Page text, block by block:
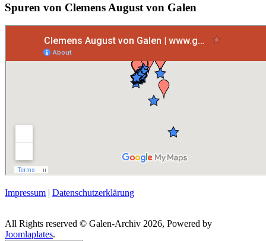
Spuren von Clemens August von Galen
Impressum | Datenschutzerklärung
All Rights reserved © Galen-Archiv 2026, Powered by
Joomlaplates.